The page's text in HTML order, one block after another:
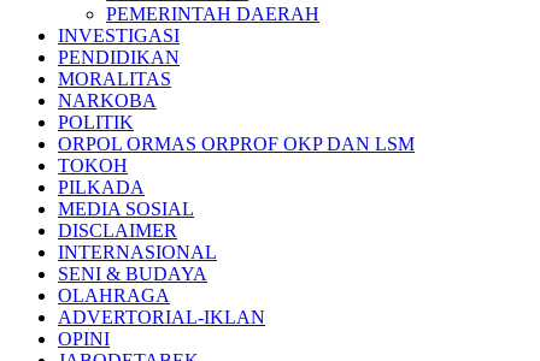
PEMERINTAH DAERAH
INVESTIGASI
PENDIDIKAN
MORALITAS
NARKOBA
POLITIK
ORPOL ORMAS ORPROF OKP DAN LSM
TOKOH
PILKADA
MEDIA SOSIAL
DISCLAIMER
INTERNASIONAL
SENI & BUDAYA
OLAHRAGA
ADVERTORIAL-IKLAN
OPINI